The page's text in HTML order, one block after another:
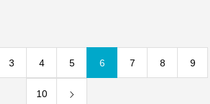
3 4 5 6 7 8 9
10